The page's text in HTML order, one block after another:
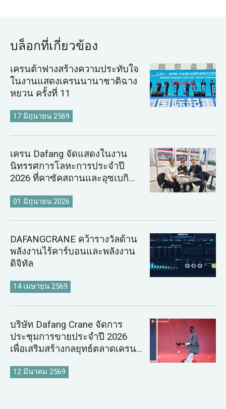
บล็อกที่เกี่ยวข้อง
เครนต้าฟางสร้างความประทับใจ
ในงานแสดงเครนนานาชาติฉาง
หยวน ครั้งที่ 11
17 มิถุนายน 2569
เครน Dafang จัดแสดงในงาน
นิทรรศการโลหะการประจำปี
2026 ที่คาซัคสถานและอุซเบกิ
01 มิถุนายน 2026
DAFANGCRANE คว้ารางวัลด้าน
พลังงานไร้คาร์บอนและพลังงาน
ดิจิทัล
14 เมษายน 2569
บริษัท Dafang Crane จัดการ
ประชุมการขายประจำปี 2026
เพื่อเสริมสร้างกลยุทธ์ตลาดเครน
12 มีนาคม 2569